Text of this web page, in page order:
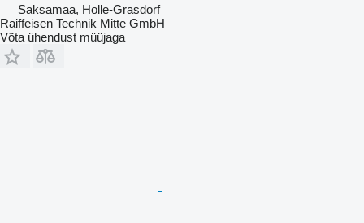
Saksamaa, Holle-Grasdorf
Raiffeisen Technik Mitte GmbH
Võta ühendust müüjaga